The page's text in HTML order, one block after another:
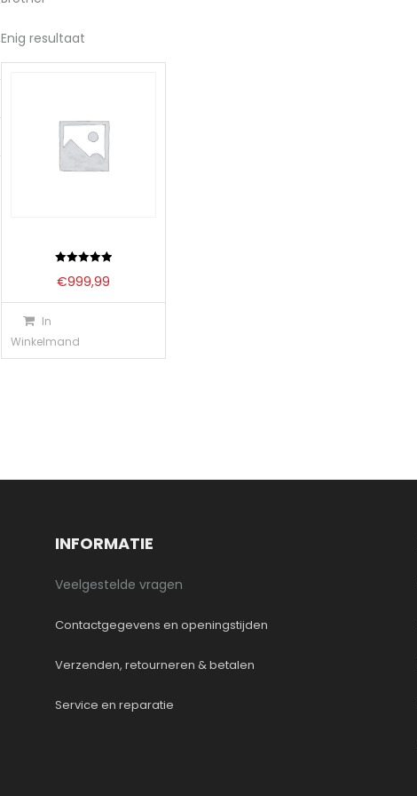
Enig resultaat
5.00
€999,99
In
Winkelmand
INFORMATIE
Veelgestelde vragen
Contactgegevens en openingstijden
Verzenden, retourneren & betalen
Service en reparatie